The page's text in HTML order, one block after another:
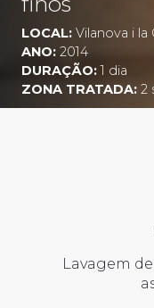
LOCAL: Vilanova i la
ANO: 2014
DURAÇÃO:1 dia
ZONA TRATADA: 2
Lavagem